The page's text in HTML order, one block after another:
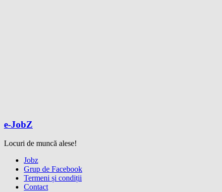
e-JobZ
Locuri de muncă alese!
Meniu Jobz
Grup de Facebook
Termeni și condiții
Contact